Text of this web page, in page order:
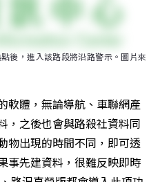
後，進入該路段將沿路警示。圖片來
軟體，無論導航、車聯網產
，之後也會與路殺社資料同
物出現的時間不同，即可透
事先建資料，很難反映即時